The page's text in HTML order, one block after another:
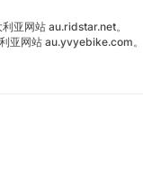
亚网站 au.ridstar.net。
网站 au.yvyebike.com。